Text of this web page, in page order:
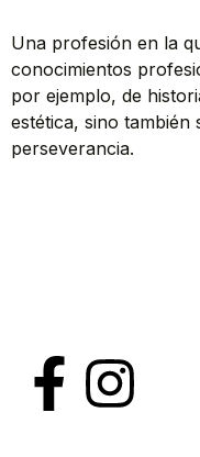
Una profesión en la
conocimientos
por ejemplo, de
estética, sino también
perseverancia.